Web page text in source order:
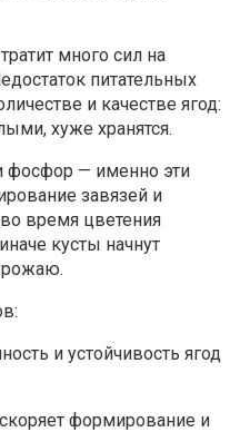
много сил на
питательных
и качестве ягод:
хуже хранятся.
фосфор — именно эти
завязей и
время цветения
кусты начнут
и устойчивость ягод
формирование и